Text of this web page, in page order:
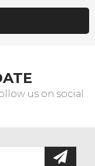
us on social